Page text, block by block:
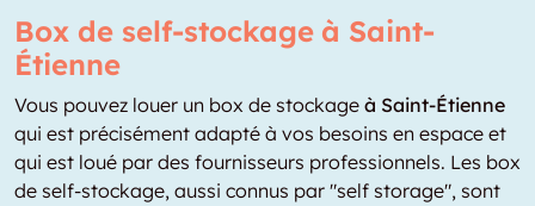
Box de self-stockage à Saint-
Étienne
Vous pouvez louer un box de stockage à Saint-Étienne
qui est précisément adapté à vos besoins en espace et
qui est loué par des fournisseurs professionnels. Les box
de self-stockage, aussi connus par "self storage", sont